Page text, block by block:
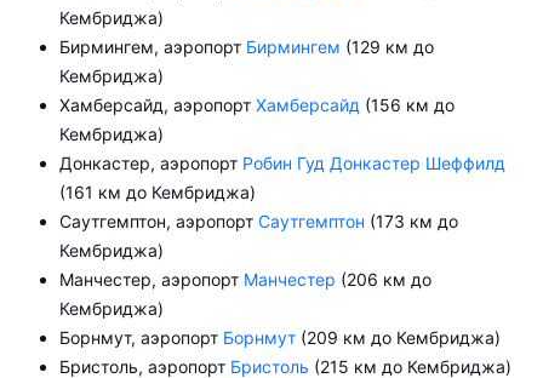
Кембриджа)
Бирмингем, аэропорт Бирмингем (129 км до
Кембриджа)
Хамберсайд, аэропорт Хамберсайд (156 км до
Кембриджа)
Донкастер, аэропорт Робин Гуд Донкастер Шеффилд
(161 км до Кембриджа)
Саутгемптон, аэропорт Саутгемптон (173 км до
Кембриджа)
Манчестер, аэропорт Манчестер (206 км до
Кембриджа)
Борнмут, аэропорт Борнмут (209 км до Кембриджа)
Бристоль, аэропорт Бристоль (215 км до Кембриджа)